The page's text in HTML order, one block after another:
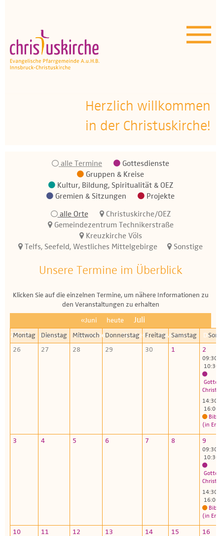
Unser Angebot
OEZ
Wissenswertes
Kontakt
Herzlich willkommen
in der Christuskirche!
alle Termine
Gottesdienste
Gruppen & Kreise
Kultur, Bildung, Spiritualität & OEZ
Gremien & Sitzungen
Projekte
alle Orte
Christuskirche/OEZ
Gemeindezentrum Technikerstraße
Kreuzkirche Völs
Telfs, Seefeld, Westliches Mittelgebirge
Sonstige
Unsere Termine im Überblick
Klicken Sie auf die einzelnen Termine, um nähere Informationen zu
den Veranstaltungen zu erhalten
«Juni heute
Juli
2028
August» September» Oktober» November»
Montag Dienstag Mittwoch Donnerstag Freitag Samstag
26 27 28 29 30 1 2
09:30
10:30
14:30
16:00
(in
3 4 5 6 7 8 9
09:30
10:30
14:30
16:00
(in
10 11 12 13 14 15 16